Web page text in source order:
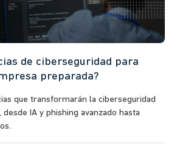
de ciberseguridad para
preparada?
que transformarán la ciberseguridad
IA y phishing avanzado hasta